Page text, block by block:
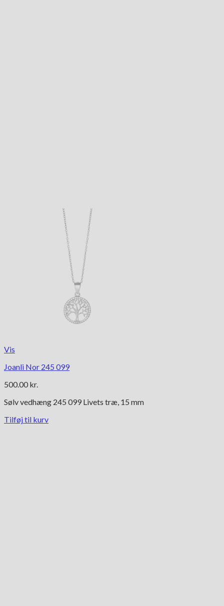
Vis
Joanli Nor 245 099
500.00 kr.
Sølv vedhæng 245 099 Livets træ, 15 mm
Tilføj til kurv